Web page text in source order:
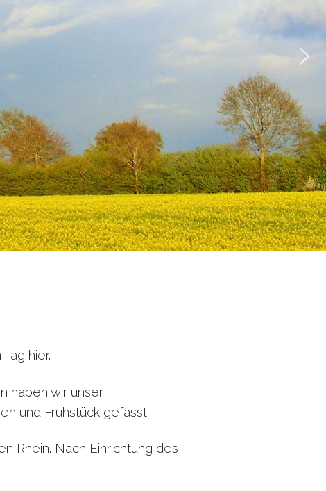
hier.
haben wir unser
und Frühstück gefasst.
Rhein. Nach Einrichtung des